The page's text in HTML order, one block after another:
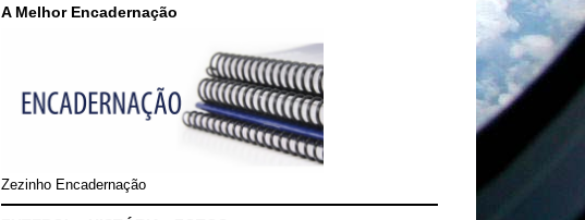
A Melhor Encadernação
Zezinho Encadernação